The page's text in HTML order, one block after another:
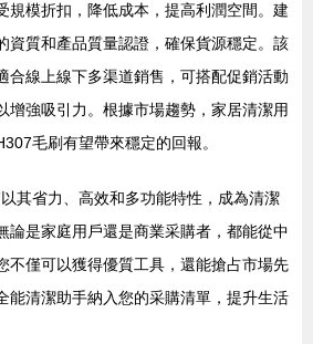
規模折扣，降低成本，提高利潤空間。建
資質和產品質量認證，確保貨源穩定。該
合線上線下多渠道銷售，可搭配促銷活動
增強吸引力。根據市場趨勢，家居清潔用
毛刷有望帶來穩定的回報。
其省力、高效和多功能特性，成為清潔
論是家庭用戶還是商業采購者，都能從中
不僅可以獲得優質工具，還能搶占市場先
能清潔助手納入您的采購清單，提升生活